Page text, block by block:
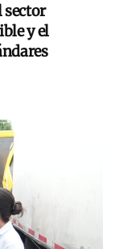
sector
y el